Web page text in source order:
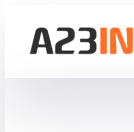
content